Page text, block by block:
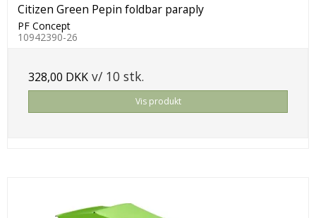
Citizen Green Pepin foldbar paraply
PF Concept
10942390-26
328,00 DKK v/ 10 stk.
Vis produkt